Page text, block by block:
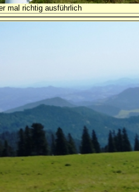
mal richtig ausführlich